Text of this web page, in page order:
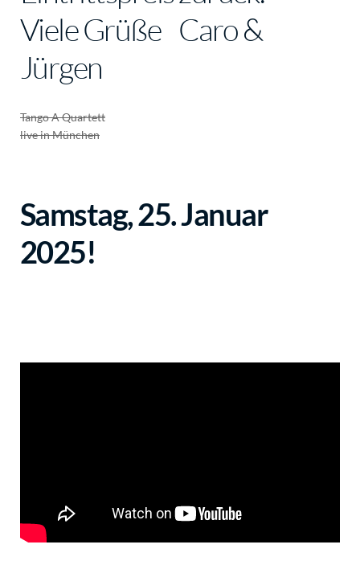
Viele Grüße Caro &
Jürgen
Tango A Quartett
live in München
Samstag, 25. Januar
2025!